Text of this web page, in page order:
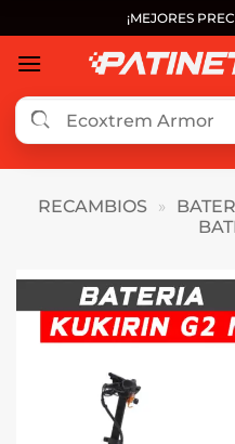
al
contenido
¡MEJORES
RECAMBIOS »